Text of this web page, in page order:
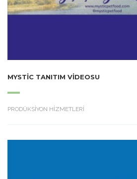
MYSTIC TANITIM VIDEOSU
PRODÜKSİYON HİZMETLERİ